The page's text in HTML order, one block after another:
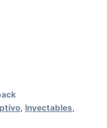
, Inyectables,